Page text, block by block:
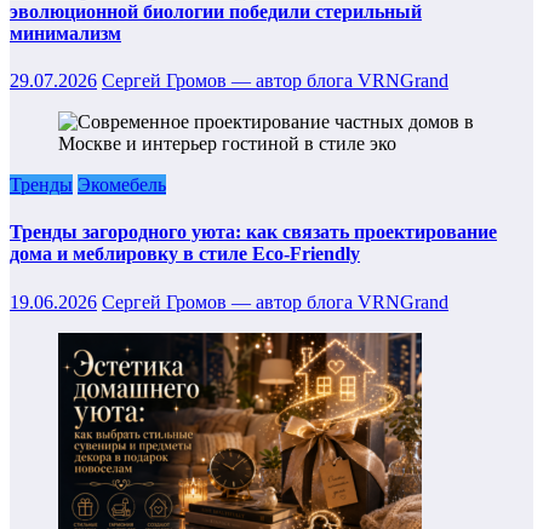
эволюционной биологии победили стерильный
минимализм
29.07.2026 Сергей Громов — автор блога VRNGrand
Тренды Экомебель
Тренды загородного уюта: как связать проектирование
дома и меблировку в стиле Eco-Friendly
19.06.2026 Сергей Громов — автор блога VRNGrand